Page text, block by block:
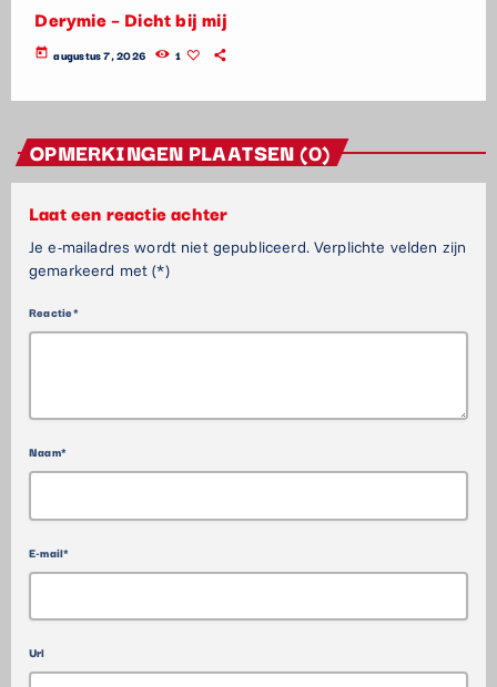
Derymie – Dicht bij mij
today augustus 7, 2026 1
OPMERKINGEN PLAATSEN (0)
Laat een reactie achter
Je e-mailadres wordt niet gepubliceerd. Verplichte velden zijn
gemarkeerd met (*)
Reactie*
Naam*
E-mail*
Url